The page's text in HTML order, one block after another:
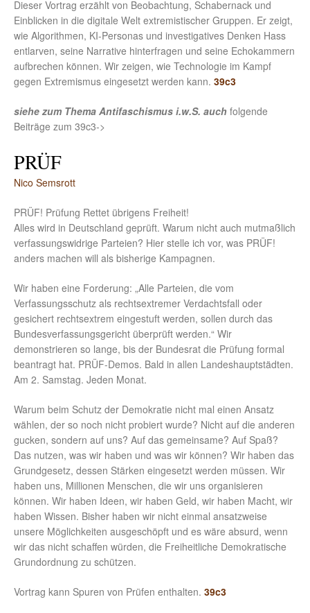
Dieser Vortrag erzählt von Beobachtung, Schabernack und
Einblicken in die digitale Welt extremistischer Gruppen. Er zeigt,
wie Algorithmen, KI-Personas und investigatives Denken Hass
entlarven, seine Narrative hinterfragen und seine Echokammern
aufbrechen können. Wir zeigen, wie Technologie im Kampf
gegen Extremismus eingesetzt werden kann. 39c3
siehe zum Thema Antifaschismus i.w.S. auch folgende
Beiträge zum 39c3->
PRÜF
Nico Semsrott
PRÜF! Prüfung Rettet übrigens Freiheit!
Alles wird in Deutschland geprüft. Warum nicht auch mutmaßlich
verfassungswidrige Parteien? Hier stelle ich vor, was PRÜF!
anders machen will als bisherige Kampagnen.
Wir haben eine Forderung: „Alle Parteien, die vom
Verfassungsschutz als rechtsextremer Verdachtsfall oder
gesichert rechtsextrem eingestuft werden, sollen durch das
Bundesverfassungsgericht überprüft werden.“ Wir
demonstrieren so lange, bis der Bundesrat die Prüfung formal
beantragt hat. PRÜF-Demos. Bald in allen Landeshauptstädten.
Am 2. Samstag. Jeden Monat.
Warum beim Schutz der Demokratie nicht mal einen Ansatz
wählen, der so noch nicht probiert wurde? Nicht auf die anderen
gucken, sondern auf uns? Auf das gemeinsame? Auf Spaß?
Das nutzen, was wir haben und was wir können? Wir haben das
Grundgesetz, dessen Stärken eingesetzt werden müssen. Wir
haben uns, Millionen Menschen, die wir uns organisieren
können. Wir haben Ideen, wir haben Geld, wir haben Macht, wir
haben Wissen. Bisher haben wir nicht einmal ansatzweise
unsere Möglichkeiten ausgeschöpft und es wäre absurd, wenn
wir das nicht schaffen würden, die Freiheitliche Demokratische
Grundordnung zu schützen.
Vortrag kann Spuren von Prüfen enthalten. 39c3